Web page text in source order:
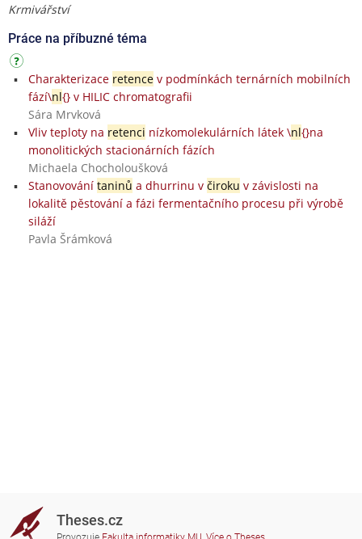
Krmivářství
Práce na příbuzné téma
Charakterizace retencev podmínkách ternárních mobilních
fází\nl{} v HILIC chromatografii
Sára Mrvková
Vliv teploty na retenci nízkomolekulárních látek \nl{}na
monolitických stacionárních fázích
Michaela Chocholoušková
Stanovování taninů a dhurrinu v čiroku v závislosti na
lokalitě pěstování a fázi fermentačního procesu při výrobě
siláží
Pavla Šrámková
Theses.cz